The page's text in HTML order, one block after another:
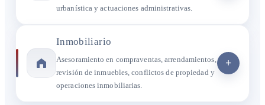
urbanística y actuaciones administrativas.
Inmobiliario
Asesoramiento en compraventas, arrendamientos,
revisión de inmuebles, conflictos de propiedad y
operaciones inmobiliarias.
+